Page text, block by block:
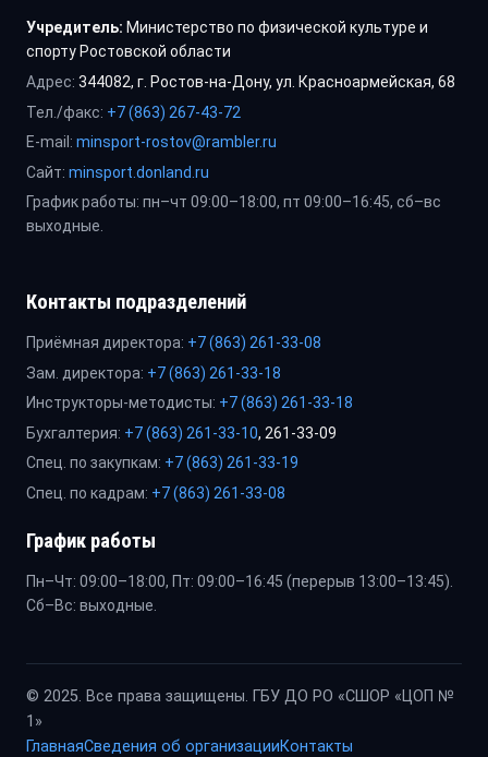
Учредитель: Министерство по физической культуре и
спорту Ростовской области
Адрес: 344082, г. Ростов-на-Дону, ул. Красноармейская, 68
Тел./факс: +7 (863) 267-43-72
E-mail: minsport-rostov@rambler.ru
Сайт: minsport.donland.ru
График работы: пн–чт 09:00–18:00, пт 09:00–16:45, сб–вс
выходные.
Контакты подразделений
Приёмная директора: +7 (863) 261-33-08
Зам. директора: +7 (863) 261-33-18
Инструкторы-методисты: +7 (863) 261-33-18
Бухгалтерия: +7 (863) 261-33-10, 261-33-09
Спец. по закупкам: +7 (863) 261-33-19
Спец. по кадрам: +7 (863) 261-33-08
График работы
Пн–Чт: 09:00–18:00, Пт: 09:00–16:45 (перерыв 13:00–13:45).
Сб–Вс: выходные.
© 2025. Все права защищены. ГБУ ДО РО «СШОР «ЦОП №
1»
ГлавнаяСведения об организацииКонтакты